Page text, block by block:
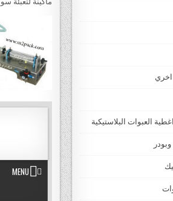
اخري
العبوات البلاستيكية